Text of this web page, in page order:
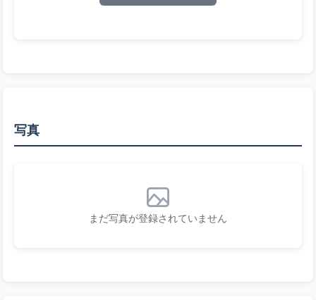
写真
まだ写真が登録されていません